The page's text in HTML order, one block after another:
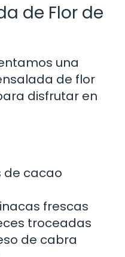
de Flor de
una
de flor
disfrutar en
de cacao
frescas
troceadas
de cabra